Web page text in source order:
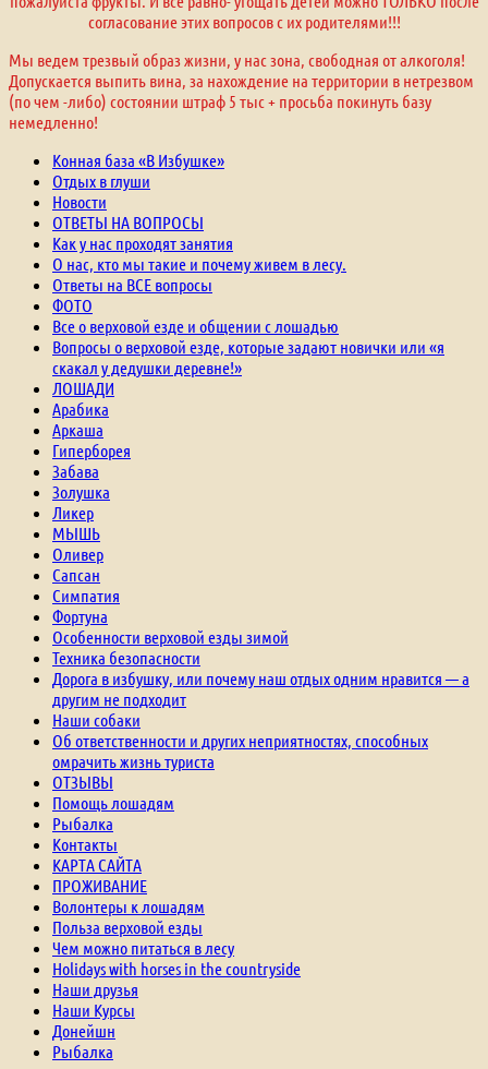
согласование этих вопросов с их родителями!!!
Мы ведем трезвый образ жизни, у нас зона, свободная от алкоголя!
Допускается выпить вина, за нахождение на территории в нетрезвом
(по чем -либо) состоянии штраф 5 тыс + просьба покинуть базу
немедленно!
Конная база «В Избушке»
Отдых в глуши
Новости
ОТВЕТЫ НА ВОПРОСЫ
Как у нас проходят занятия
О нас, кто мы такие и почему живем в лесу.
Ответы на ВСЕ вопросы
ФОТО
Все о верховой езде и общении с лошадью
Вопросы о верховой езде, которые задают новички или «я
скакал у дедушки деревне!»
ЛОШАДИ
Арабика
Аркаша
Гиперборея
Забава
Золушка
Ликер
МЫШЬ
Оливер
Сапсан
Симпатия
Фортуна
Особенности верховой езды зимой
Техника безопасности
Дорога в избушку, или почему наш отдых одним нравится — а
другим не подходит
Наши собаки
Об ответственности и других неприятностях, способных
омрачить жизнь туриста
ОТЗЫВЫ
Помощь лошадям
Рыбалка
Контакты
КАРТА САЙТА
ПРОЖИВАНИЕ
Волонтеры к лошадям
Польза верховой езды
Чем можно питаться в лесу
Holidays with horses in the countryside
Наши друзья
Наши Курсы
Донейшн
Рыбалка